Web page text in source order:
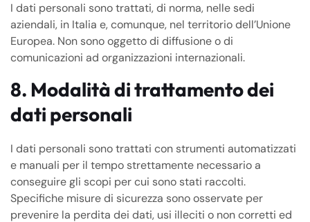
I dati personali sono trattati, di norma, nelle sedi
aziendali, in Italia e, comunque, nel territorio dell’Unione
Europea. Non sono oggetto di diffusione o di
comunicazioni ad organizzazioni internazionali.
8. Modalità di trattamento dei
dati personali
I dati personali sono trattati con strumenti automatizzati
e manuali per il tempo strettamente necessario a
conseguire gli scopi per cui sono stati raccolti.
Specifiche misure di sicurezza sono osservate per
prevenire la perdita dei dati, usi illeciti o non corretti ed